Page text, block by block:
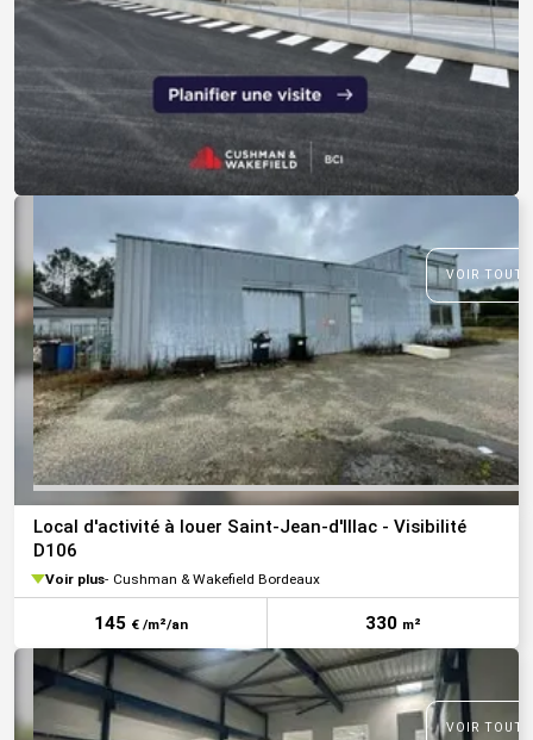
VOIR
Local d'activité à louer Saint-Jean-d'Illac - Visibilité
D106
Voir plus Cushman & Wakefield Bordeaux
145 € /m²/an 330 m²
VOIR